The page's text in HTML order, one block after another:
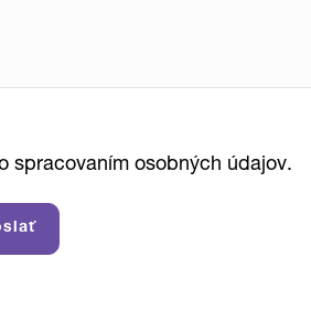
spracovaním osobných údajov.